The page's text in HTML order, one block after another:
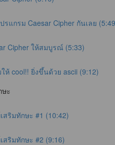
แกรม Caesar Cipher กันเลย
Cipher ให้สมบูรณ์ (5:33)
ห้ cool!! ยิ่งขึ้นด้วย ascii (9:12)
ะ
สริมทักษะ #1 (10:42)
สริมทักษะ #2 (9:16)